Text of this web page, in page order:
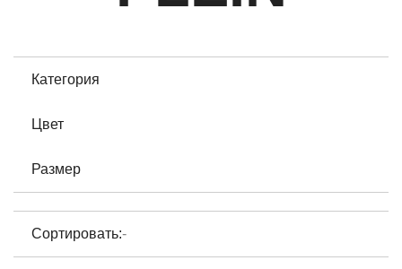
Категория
Цвет
Размер
Сортировать:-